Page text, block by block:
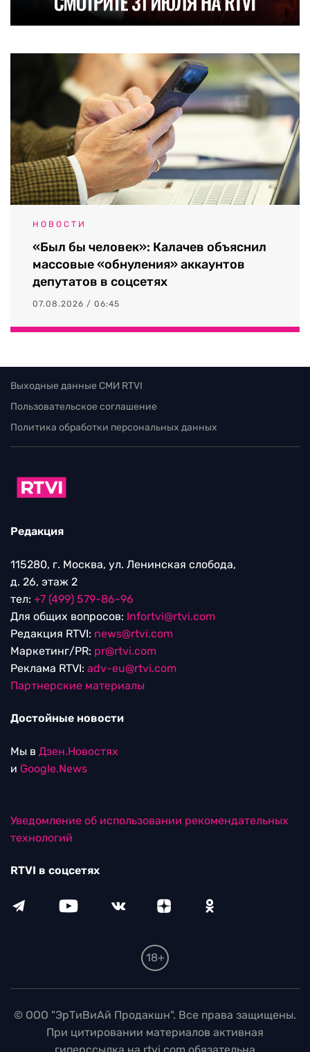
НОВОСТИ
«Был бы человек»: Калачев объяснил
массовые «обнуления» аккаунтов
депутатов в соцсетях
07.08.2026 / 06:45
Выходные данные СМИ RTVI
Пользовательское соглашение
Политика обработки персональных данных
Редакция
115280, г. Москва, ул. Ленинская слобода,
д. 26, этаж 2
тел: +7 (499) 579-86-96
Для общих вопросов: Infortvi@rtvi.com
Редакция RTVI: news@rtvi.com
Маркетинг/PR: pr@rtvi.com
Реклама RTVI: adv-eu@rtvi.com
Партнерские материалы
Достойные новости
Мы в Дзен.Новостях
и Google.News
Уведомление об использовании рекомендательных
технологий
RTVI в соцсетях
18+
© ООО "ЭрТиВиАй Продакшн". Все права защищены.
При цитировании материалов активная